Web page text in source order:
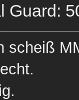
Guard:
scheiß